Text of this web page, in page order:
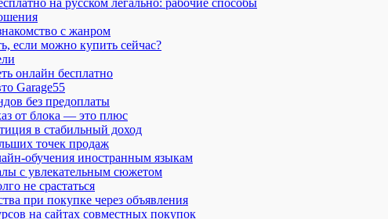
с жанром
если можно купить сейчас?
онлайн бесплатно
Garage55
без предоплаты
от блока — это плюс
в стабильный доход
точек продаж
обучения иностранным языкам
с увлекательным сюжетом
не срастаться
при покупке через объявления
на сайтах совместных покупок